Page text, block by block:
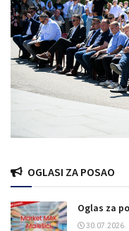
OGLASI ZA POSAO
Oglas za
30.07.2026.